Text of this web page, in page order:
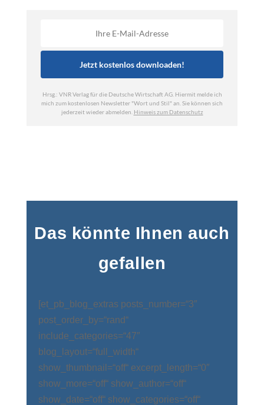
Das könnte Ihnen auch
gefallen
[et_pb_blog_extras posts_number=“3″
post_order_by=“rand“
include_categories=“47″
blog_layout=“full_width“
show_thumbnail=“off“ excerpt_length=“0″
show_more=“off“ show_author=“off“
show_date=“off“ show_categories=“off“